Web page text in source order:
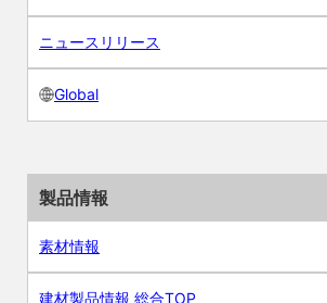
ニュースリリース
Global
製品情報
素材情報
建材製品情報 総合TOP